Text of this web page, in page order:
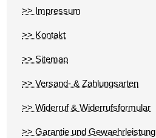
>> Impressum
>> Kontakt
>> Sitemap
>> Versand- & Zahlungsarten
>> Widerruf & Widerrufsformular
>> Garantie und Gewaehrleistung